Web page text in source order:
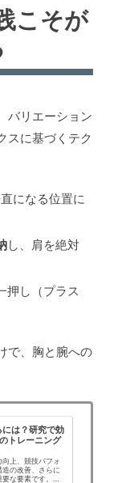
こそが
バリエーション
スに基づくテク
になる位置に
し、肩を絶対
押し（プラス
で、胸と腕への
は？研究で効
トレーニング
上、競技パフォ
の改善、さらに
な要素です。近